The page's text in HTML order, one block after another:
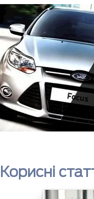
Корисні